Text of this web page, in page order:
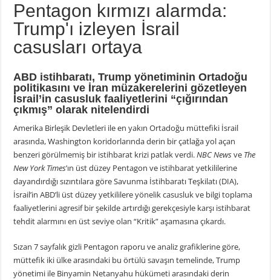
Pentagon kırmızı alarmda:
Trump'ı izleyen İsrail
casusları ortaya
ABD istihbaratı, Trump yönetiminin Ortadoğu
politikasını ve İran müzakerelerini gözetleyen
İsrail’in casusluk faaliyetlerini “çığırından
çıkmış” olarak nitelendirdi
Amerika Birleşik Devletleri ile en yakın Ortadoğu müttefiki İsrail
arasında, Washington koridorlarında derin bir çatlağa yol açan
benzeri görülmemiş bir istihbarat krizi patlak verdi.NBC Newsve The
New York Times’ın üst düzey Pentagon ve istihbarat yetkililerine
dayandırdığı sızıntılara göre Savunma İstihbaratı Teşkilatı (DIA),
İsrail’in ABD’li üst düzey yetkililere yönelik casusluk ve bilgi toplama
faaliyetlerini agresif bir şekilde artırdığı gerekçesiyle karşı istihbarat
tehdit alarmını en üst seviye olan “Kritik” aşamasına çıkardı.
Sızan 7 sayfalık gizli Pentagon raporu ve analiz grafiklerine göre,
müttefik iki ülke arasındaki bu örtülü savaşın temelinde, Trump
yönetimi ile Binyamin Netanyahu hükümeti arasındaki derin